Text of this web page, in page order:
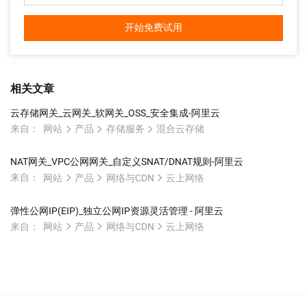
开始免费试用
相关文章
云存储网关_云网关_软网关_OSS_安全集成-阿里云
来自：
网站 产品 存储服务 混合云存储
NAT网关_VPC公网网关_自定义SNAT/DNAT规则-阿里云
来自：
网站 产品 网络与CDN 云上网络
弹性公网IP(EIP)_独立公网IP资源灵活管理 - 阿里云
来自：
网站 产品 网络与CDN 云上网络